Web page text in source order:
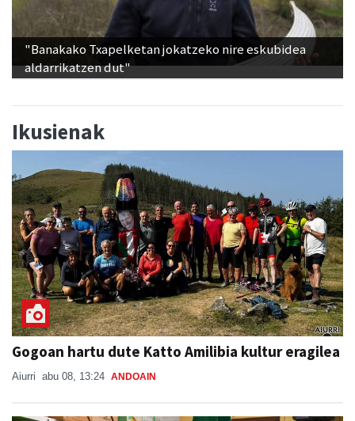
"Banakako Txapelketan jokatzeko nire eskubidea
aldarrikatzen dut"
Ikusienak
Gogoan hartu dute Katto Amilibia kultur eragilea
Aiurri abu 08, 13:24 ANDOAIN